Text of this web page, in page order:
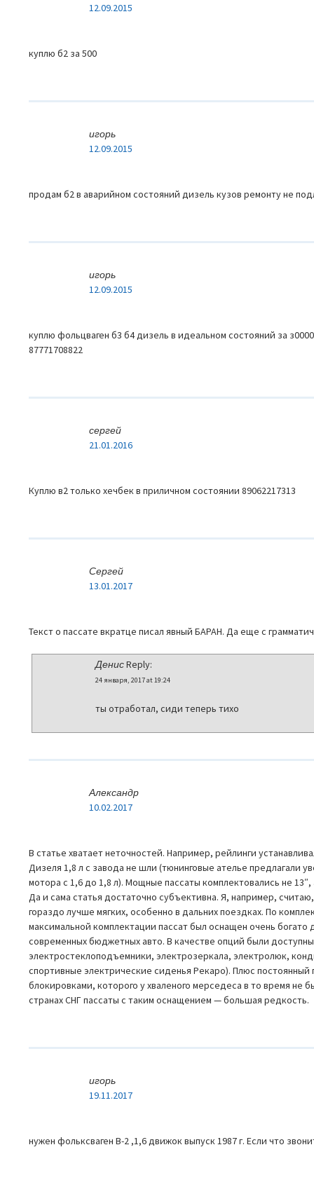
12.09.2015
куплю б2 за 500
игорь
12.09.2015
продам б2 в аварийном состояний дизель кузов ремонту не
игорь
12.09.2015
куплю фольцваген б3 б4 дизель в идеальном состояний за
87771708822
сергей
21.01.2016
Куплю в2 только хечбек в приличном состоянии 89062217313
Сергей
13.01.2017
Текст о пассате вкратце писал явный БАРАН. Да еще с
ДенисReply:
24 января, 2017 at 19:24
ты отработал, сиди теперь тихо
Александр
10.02.2017
В статье хватает неточностей. Например, рейлинги
Дизеля 1,8 л с завода не шли (тюнинговые ателье предлагали
мотора с 1,6 до 1,8 л). Мощные пассаты комплектовались не
Да и сама статья достаточно субъективна. Я, например,
гораздо лучше мягких, особенно в дальних поездках. По
максимальной комплектации пассат был оснащен очень богато
современных бюджетных авто. В качестве опций были доступны
электростеклоподъемники, электрозеркала, электролюк,
спортивные электрические сиденья Рекаро). Плюс
блокировками, которого у хваленого мерседеса в то время не
странах СНГ пассаты с таким оснащением — большая редкость.
игорь
19.11.2017
нужен фольксваген В-2 ,1,6 движок выпуск 1987 г. Если что